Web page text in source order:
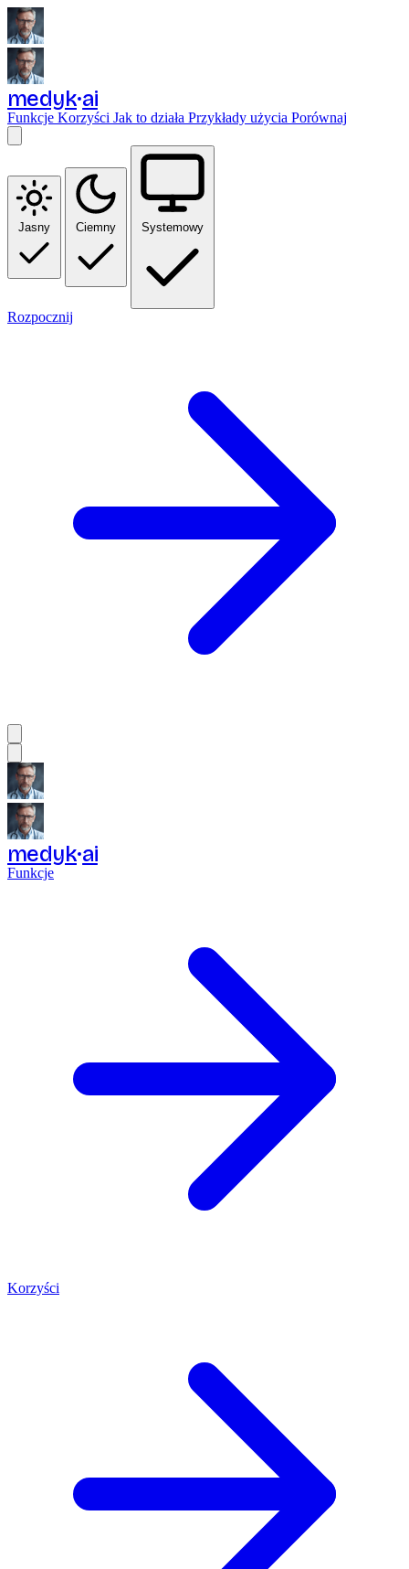
medyk ai
Funkcje Korzyści Jak to działa Przykłady użycia Porównaj
Jasny Ciemny Systemowy
Rozpocznij
medyk ai
Funkcje
Korzyści